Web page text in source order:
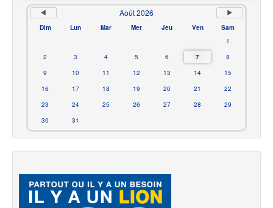
Août 2026
Dim Lun Mar Mer Jeu Ven
Sam
1
2
3 4 5 6 7
8
9
10 11 12 13 14
15
16
17 18 19 20 21
22
23
24 25 26 27 28
29
30
31